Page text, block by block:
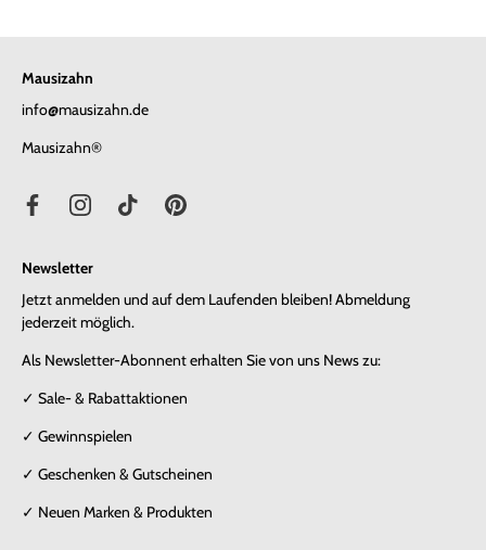
Mausizahn
info@mausizahn.de
Mausizahn®
Newsletter
Jetzt anmelden und auf dem Laufenden bleiben! Abmeldung
jederzeit möglich.
Als Newsletter-Abonnent erhalten Sie von uns News zu:
✓ Sale- & Rabattaktionen
✓ Gewinnspielen
✓ Geschenken & Gutscheinen
✓ Neuen Marken & Produkten